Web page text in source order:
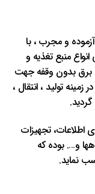
و مجرب ، با
منبع تغذیه و
بدون وقفه جهت
تولید ، انتقال ،
اطلاعات، تجهیزات
و…. بوده که
نماید.